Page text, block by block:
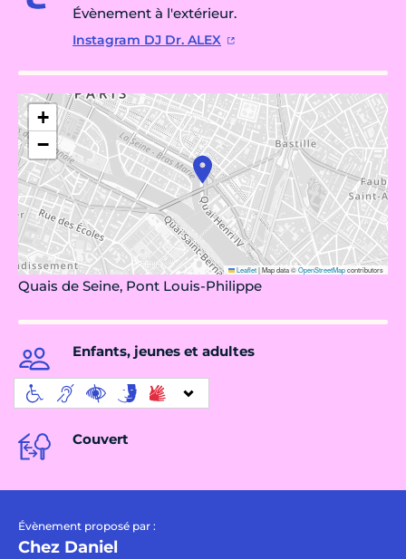
Évènement à l'extérieur.
Instagram DJ Dr. ALEX
+
−
Leaflet|Map data ©OpenStreetMapcontributors
Quais de Seine, Pont Louis-Philippe
Enfants, jeunes et adultes
Couvert
Évènement proposé par :
Chez Daniel